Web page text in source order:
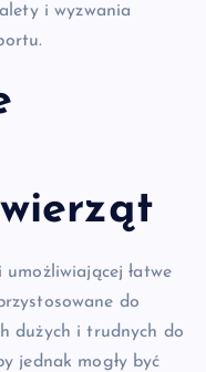
i wyzwania
łatwe
do
dużych i trudnych do
jednak mogły być